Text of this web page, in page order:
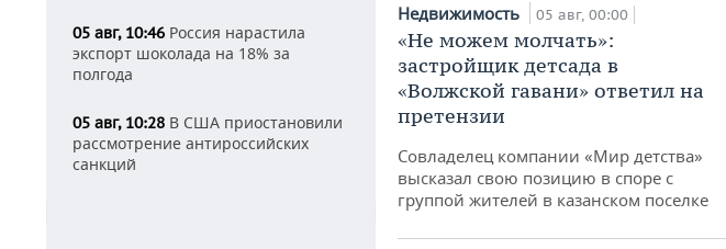
05 авг, 10:46 Россия нарастила
экспорт шоколада на 18% за
полгода
05 авг, 10:28 В США приостановили
рассмотрение антироссийских
санкций
Недвижимость 05 авг, 00:00
«Не можем молчать»:
застройщик детсада в
«Волжской гавани» ответил на
претензии
Совладелец компании «Мир детства»
высказал свою позицию в споре с
группой жителей в казанском поселке